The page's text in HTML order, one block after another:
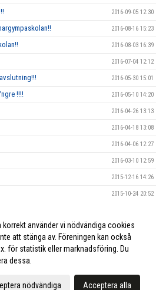
2016-09-05 12:30
2016-08-16 15:23
2016-08-03 16:39
2016-07-04 12:12
2016-05-30 15:01
!!!! 2016-05-10 14:20
2016-04-26 13:13
2016-04-18 13:08
2016-04-06 12:27
2016-03-10 12:59
2015-12-16 14:26
2015-10-24 20:52
DIN hjälp!! 2015-09-10 13:26
använder vi nödvändiga cookies
att stänga av. Föreningen kan också
för statistik eller marknadsföring. Du
dessa.
nödvändiga Acceptera alla